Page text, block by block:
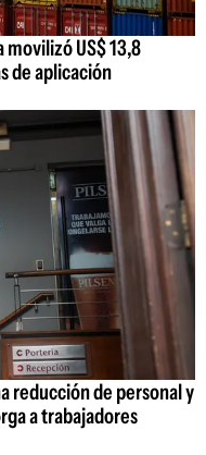
US$ 13,8
de aplicación
reducción de personal y
a trabajadores